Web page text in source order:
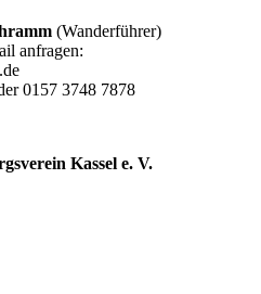
(Wanderführer)
anfragen:
0157 3748 7878
Kassel e. V.